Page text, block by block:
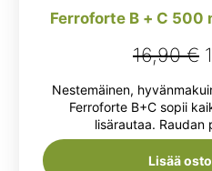
16,90€
Nestemäinen,
Ferroforte B+C sopii
lisärautaa. Raudan
Lisää